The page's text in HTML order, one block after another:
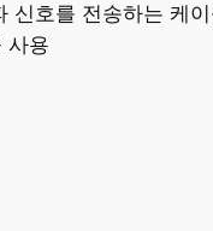
호를 전송하는 케
사용